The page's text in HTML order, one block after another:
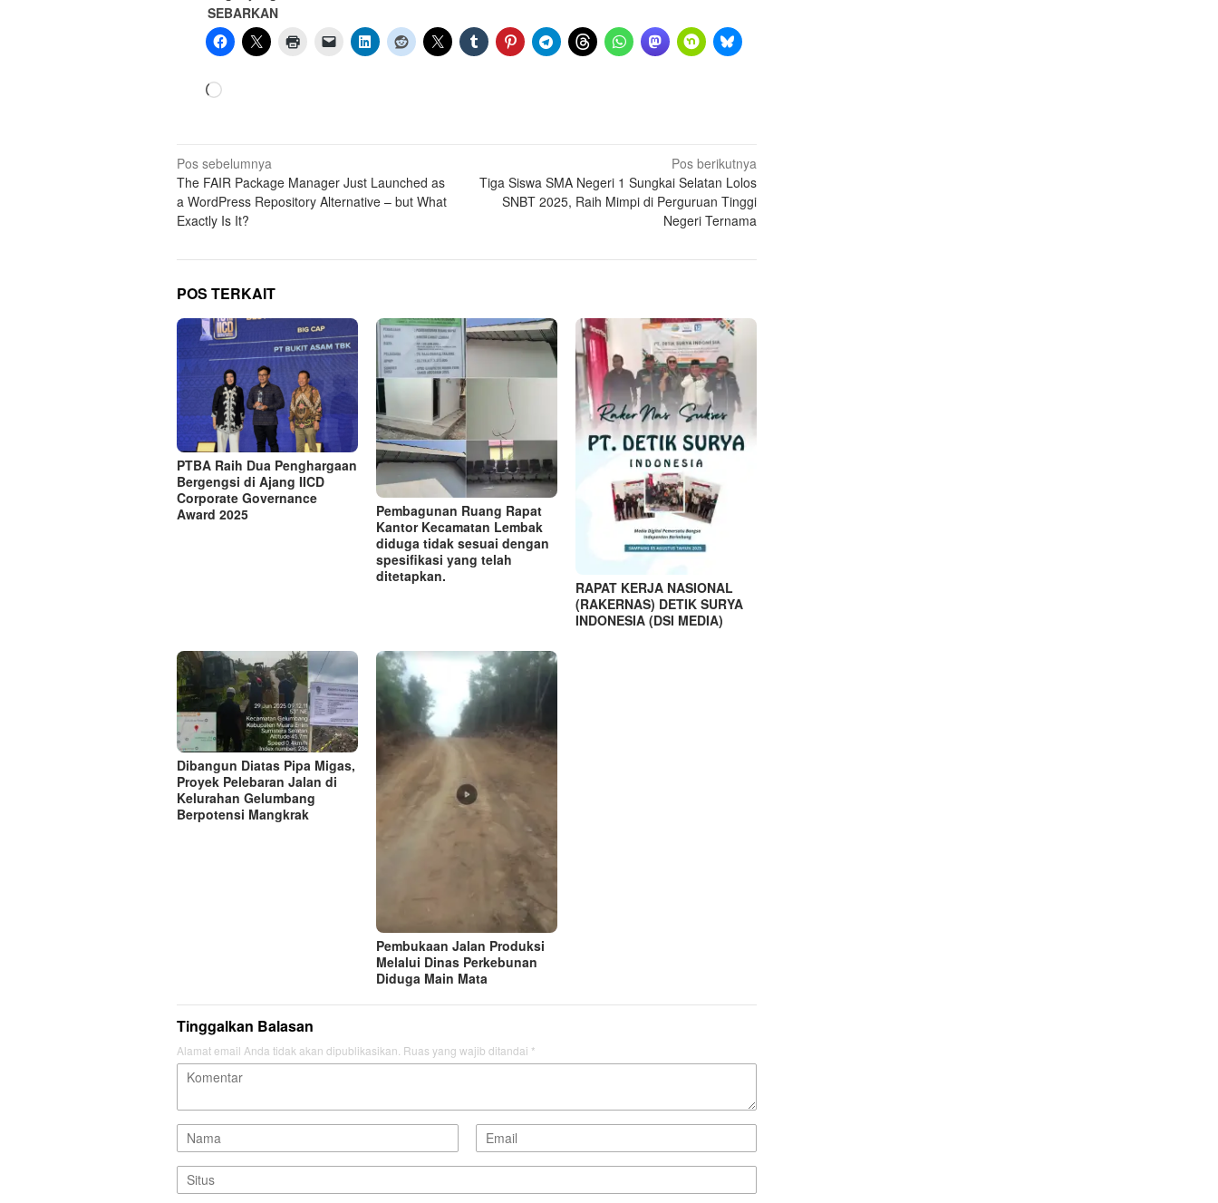
SEBARKAN
Navigasi
pos
Pos sebelumnya
The FAIR Package Manager Just Launched as
a WordPress Repository Alternative – but What
Exactly Is It?
Pos berikutnya
Tiga Siswa SMA Negeri 1 Sungkai Selatan Lolos
SNBT 2025, Raih Mimpi di Perguruan Tinggi
Negeri Ternama
POS TERKAIT
PTBA Raih Dua Penghargaan
Bergengsi di Ajang IICD
Corporate Governance
Award 2025
Pembagunan Ruang Rapat
Kantor Kecamatan Lembak
diduga tidak sesuai dengan
spesifikasi yang telah
ditetapkan.
RAPAT KERJA NASIONAL
(RAKERNAS) DETIK SURYA
INDONESIA (DSI MEDIA)
Dibangun Diatas Pipa Migas,
Proyek Pelebaran Jalan di
Kelurahan Gelumbang
Berpotensi Mangkrak
Pembukaan Jalan Produksi
Melalui Dinas Perkebunan
Diduga Main Mata
Tinggalkan Balasan
Alamat email Anda tidak akan dipublikasikan. Ruas yang wajib ditandai *